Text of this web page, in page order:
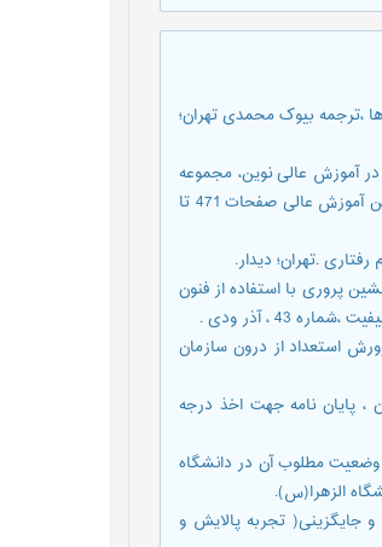
های وشیوه ها ،ترجمه بیوک محمدی تهران؛
اساسی در آموزش عالی نوین، مجموعه
مقالات همایش آموزش عالی و توسعه پایدار ،موسسه پژوهش و برنامه ریزی آموزش عالی و انجمن آموزش عالی صفحات 471 تا
الگوی عملیاتی جانشین پروری با استفاده از فنون
، آذر ودی .
و پرورش استعداد از درون سازمان
ایران ، پایان نامه جهت اخذ درجه
با وضعیت مطلوب آن در دانشگاه
الزهرا(س).
نظام جانشینی و جایگزینی( تجربه پالایش و